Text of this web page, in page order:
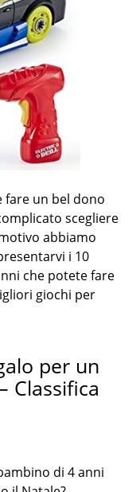
fare un bel dono
scegliere
abbiamo
i 10
che potete fare
giochi per
per un
Classifica
di 4 anni